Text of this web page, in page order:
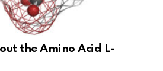
the Amino Acid L-